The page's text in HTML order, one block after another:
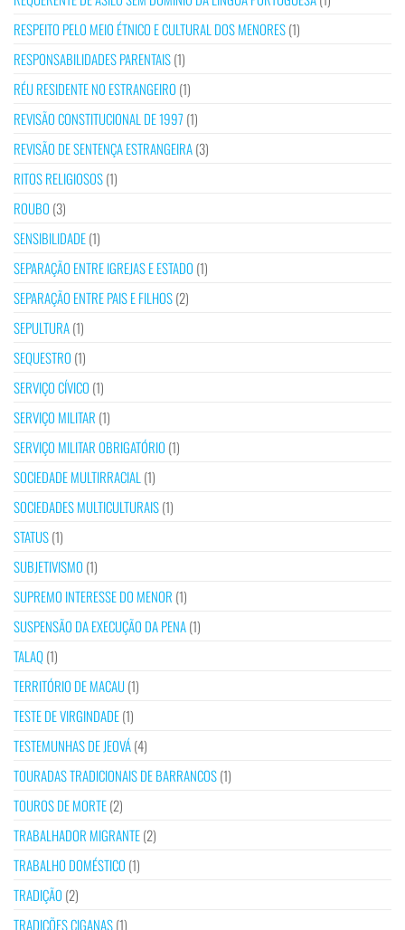
RESPEITO PELO MEIO ÉTNICO E CULTURAL DOS MENORES(1)
RESPONSABILIDADES PARENTAIS(1)
RÉU RESIDENTE NO ESTRANGEIRO (1)
REVISÃO CONSTITUCIONAL DE 1997 (1)
REVISÃO DE SENTENÇA ESTRANGEIRA(3)
RITOS RELIGIOSOS(1)
ROUBO (3)
SENSIBILIDADE(1)
SEPARAÇÃO ENTRE IGREJAS E ESTADO (1)
SEPARAÇÃO ENTRE PAIS E FILHOS(2)
SEPULTURA(1)
SEQUESTRO (1)
SERVIÇO CÍVICO (1)
SERVIÇO MILITAR (1)
SERVIÇO MILITAR OBRIGATÓRIO (1)
SOCIEDADE MULTIRRACIAL (1)
SOCIEDADES MULTICULTURAIS(1)
STATUS(1)
SUBJETIVISMO (1)
SUPREMO INTERESSE DO MENOR (1)
SUSPENSÃO DA EXECUÇÃO DA PENA(1)
TALAQ(1)
TERRITÓRIO DE MACAU(1)
TESTE DE VIRGINDADE(1)
TESTEMUNHAS DE JEOVÁ(4)
TOURADAS TRADICIONAIS DE BARRANCOS(1)
TOUROS DE MORTE(2)
TRABALHADOR MIGRANTE(2)
TRABALHO DOMÉSTICO (1)
TRADIÇÃO (2)
TRADIÇÕES CIGANAS(1)